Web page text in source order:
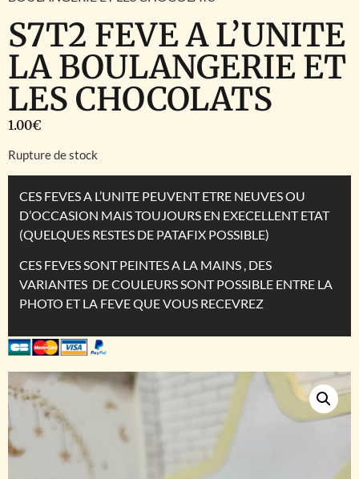
S7T2 FEVE A L’UNITE
LA BOULANGERIE ET
LES CHOCOLATS
1.00€
Rupture de stock
CES FEVES A L’UNITE PEUVENT ETRE NEUVES OU
D’OCCASION MAIS TOUJOURS EN EXECELLENT ETAT
(QUELQUES RESTES DE PATAFIX POSSIBLE)
CES FEVES SONT PEINTES A LA MAINS , DES
VARIANTES DE COULEURS SONT POSSIBLE ENTRE LA
PHOTO ET LA FEVE QUE VOUS RECEVREZ